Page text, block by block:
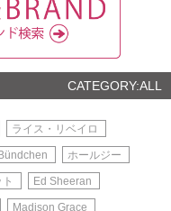
CATEGORY:ALL
ライス・リベイロ
ホールジー
Ed Sheeran
Madison Grace